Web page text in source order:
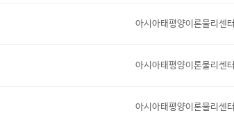
아시아태평양이론물리센터
아시아태평양이론물리센터
아시아태평양이론물리센터